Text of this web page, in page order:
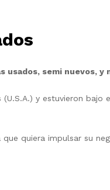
usados, semi nuevos, y
y estuvieron bajo
quiera impulsar su